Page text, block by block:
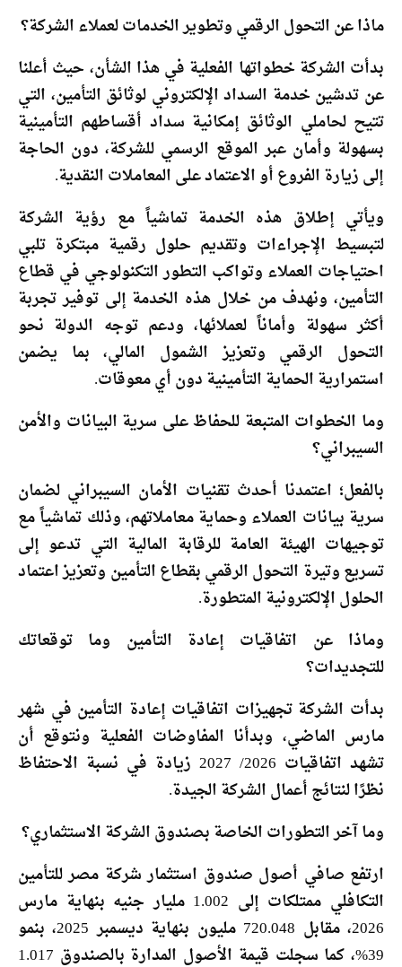
ماذا عن التحول الرقمي وتطوير الخدمات لعملاء الشركة؟
بدأت الشركة خطواتها الفعلية في هذا الشأن، حيث أعلنا
عن تدشين خدمة السداد الإلكتروني لوثائق التأمين، التي
تتيح لحاملي الوثائق إمكانية سداد أقساطهم التأمينية
بسهولة وأمان عبر الموقع الرسمي للشركة، دون الحاجة
إلى زيارة الفروع أو الاعتماد على المعاملات النقدية.
ويأتي إطلاق هذه الخدمة تماشياً مع رؤية الشركة
لتبسيط الإجراءات وتقديم حلول رقمية مبتكرة تلبي
احتياجات العملاء وتواكب التطور التكنولوجي في قطاع
التأمين، ونهدف من خلال هذه الخدمة إلى توفير تجربة
أكثر سهولة وأماناً لعملائها، ودعم توجه الدولة نحو
التحول الرقمي وتعزيز الشمول المالي، بما يضمن
استمرارية الحماية التأمينية دون أي معوقات.
وما الخطوات المتبعة للحفاظ على سرية البيانات والأمن
السيبراني؟
بالفعل؛ اعتمدنا أحدث تقنيات الأمان السيبراني لضمان
سرية بيانات العملاء وحماية معاملاتهم، وذلك تماشياً مع
توجيهات الهيئة العامة للرقابة المالية التي تدعو إلى
تسريع وتيرة التحول الرقمي بقطاع التأمين وتعزيز اعتماد
الحلول الإلكترونية المتطورة.
وماذا عن اتفاقيات إعادة التأمين وما توقعاتك
للتجديدات؟
بدأت الشركة تجهيزات اتفاقيات إعادة التأمين في شهر
مارس الماضي، وبدأنا المفاوضات الفعلية ونتوقع أن
تشهد اتفاقيات 2026/ 2027 زيادة في نسبة الاحتفاظ
نظرًا لنتائج أعمال الشركة الجيدة.
وما آخر التطورات الخاصة بصندوق الشركة الاستثماري؟
ارتفع صافي أصول صندوق استثمار شركة مصر للتأمين
التكافلي ممتلكات إلى 1.002 مليار جنيه بنهاية مارس
2026، مقابل 720.048 مليون بنهاية ديسمبر 2025، بنمو
39%، كما سجلت قيمة الأصول المدارة بالصندوق 1.017